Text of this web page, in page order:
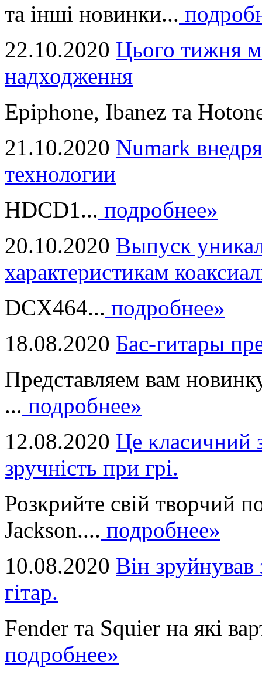
та інші новинки...
22.10.2020 Цього тижня
надходження
Epiphone, Ibanez та
21.10.2020 Numark
технологии
HDCD1... подробнее»
20.10.2020 Выпуск
характеристикам
DCX464... подробнее»
18.08.2020 Бас-гитары
Представляем вам
... подробнее»
12.08.2020 Це класичний
зручність при грі.
Розкрийте свій творчий
Jackson.... подробнее»
10.08.2020 Він
гітар.
Fender та Squier на які
подробнее»